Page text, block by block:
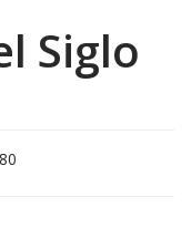
Siglo